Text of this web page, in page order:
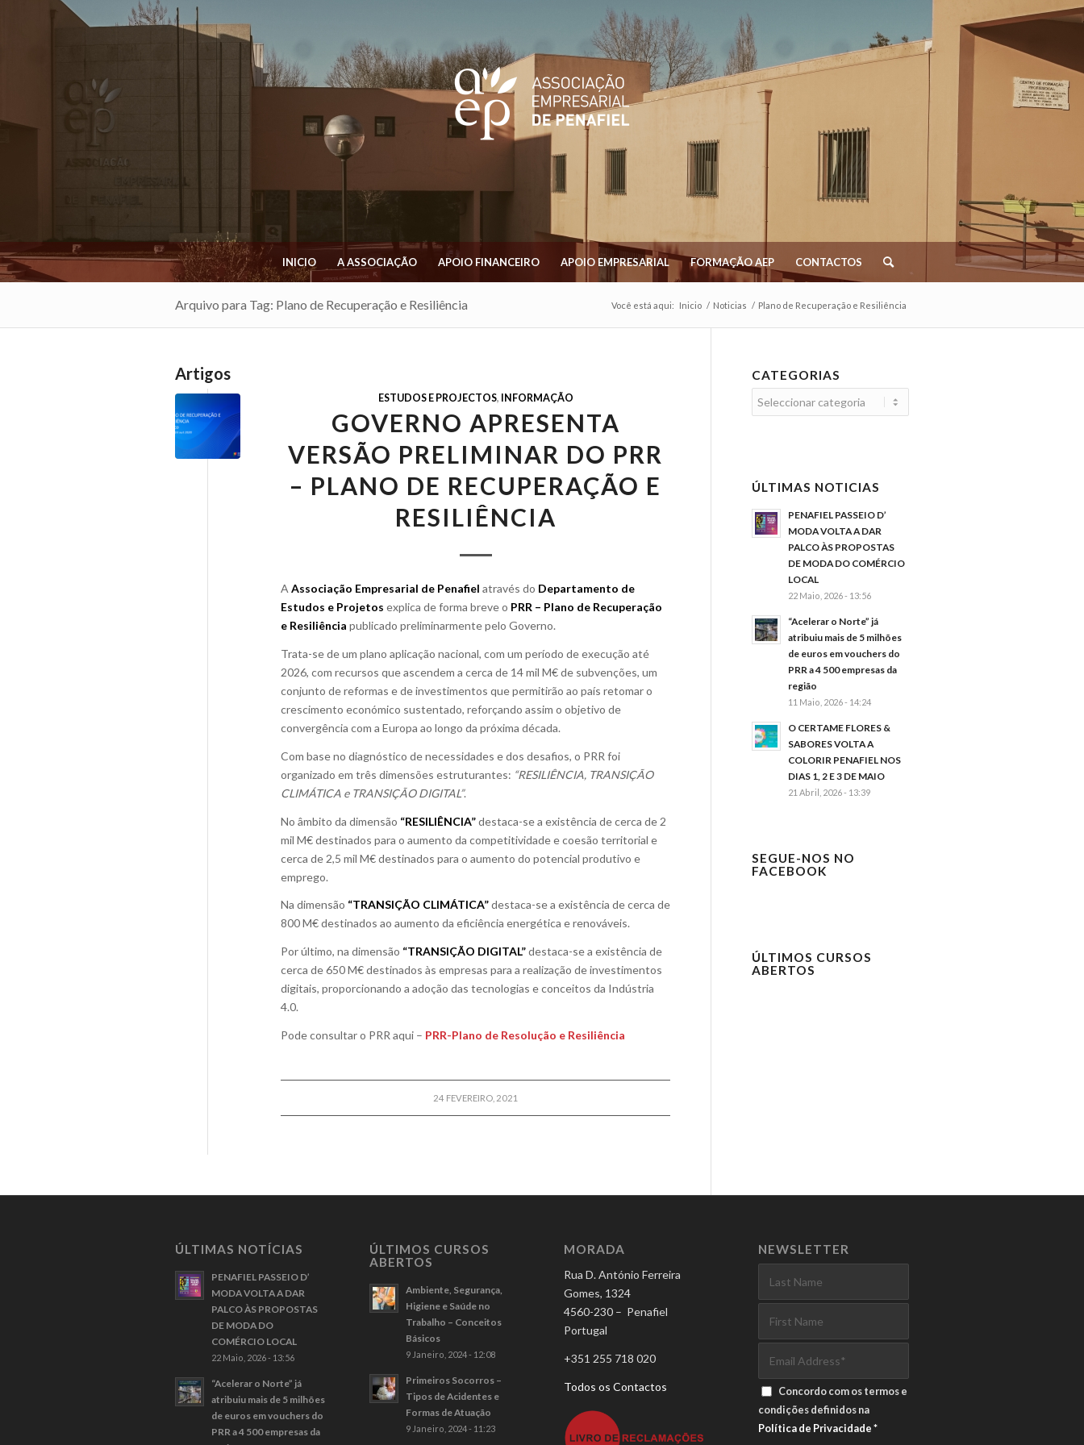
INICIO A ASSOCIAÇÃO APOIO FINANCEIRO APOIO EMPRESARIAL FORMAÇÃO AEP CONTACTOS
Arquivo para Tag: Plano de Recuperação e Resiliência Você está aqui: Inicio / Noticias / Plano de Recuperação e Resiliência
Artigos
ESTUDOS E PROJECTOS, INFORMAÇÃO
GOVERNO APRESENTA
VERSÃO PRELIMINAR DO PRR
– PLANO DE RECUPERAÇÃO E
RESILIÊNCIA
A Associação Empresarial de Penafiel através do Departamento de
Estudos e Projetos explica de forma breve o PRR – Plano de Recuperação
e Resiliência publicado preliminarmente pelo Governo.
Trata-se de um plano aplicação nacional, com um período de execução até
2026, com recursos que ascendem a cerca de 14 mil M€ de subvenções, um
conjunto de reformas e de investimentos que permitirão ao país retomar o
crescimento económico sustentado, reforçando assim o objetivo de
convergência com a Europa ao longo da próxima década.
Com base no diagnóstico de necessidades e dos desafios, o PRR foi
organizado em três dimensões estruturantes: “RESILIÊNCIA, TRANSIÇÃO
CLIMÁTICA e TRANSIÇÃO DIGITAL”.
No âmbito da dimensão “RESILIÊNCIA”destaca-se a existência de cerca de 2
mil M€ destinados para o aumento da competitividade e coesão territorial e
cerca de 2,5 mil M€ destinados para o aumento do potencial produtivo e
emprego.
Na dimensão “TRANSIÇÃO CLIMÁTICA”destaca-se a existência de cerca de
800 M€ destinados ao aumento da eficiência energética e renováveis.
Por último, na dimensão “TRANSIÇÃO DIGITAL”destaca-se a existência de
cerca de 650 M€ destinados às empresas para a realização de investimentos
digitais, proporcionando a adoção das tecnologias e conceitos da Indústria
4.0.
Pode consultar o PRR aqui – PRR-Plano de Resolução e Resiliência
24 FEVEREIRO, 2021
CATEGORIAS
Categorias
ÚLTIMAS NOTICIAS
PENAFIEL PASSEIO D’
MODA VOLTA A DAR
PALCO ÀS PROPOSTAS
DE MODA DO COMÉRCIO
LOCAL
22 Maio, 2026 - 13:56
“Acelerar o Norte” já
atribuiu mais de 5 milhões
de euros em vouchers do
PRR a 4 500 empresas da
região
11 Maio, 2026 - 14:24
O CERTAME FLORES &
SABORES VOLTA A
COLORIR PENAFIEL NOS
DIAS 1, 2 E 3 DE MAIO
21 Abril, 2026 - 13:39
SEGUE-NOS NO
FACEBOOK
ÚLTIMOS CURSOS
ABERTOS
ÚLTIMAS NOTÍCIAS
PENAFIEL PASSEIO D’
MODA VOLTA A DAR
PALCO ÀS PROPOSTAS
DE MODA DO
COMÉRCIO LOCAL
22 Maio, 2026 - 13:56
“Acelerar o Norte” já
atribuiu mais de 5 milhões
de euros em vouchers do
PRR a 4 500 empresas da
ÚLTIMOS CURSOS
ABERTOS
Ambiente, Segurança,
Higiene e Saúde no
Trabalho – Conceitos
Básicos
9 Janeiro, 2024 - 12:08
Primeiros Socorros –
Tipos de Acidentes e
Formas de Atuação
9 Janeiro, 2024 - 11:23
MORADA
Rua D. António Ferreira
Gomes, 1324
4560-230 – Penafiel
Portugal
+351 255 718 020
Todos os Contactos
NEWSLETTER
Concordo com os termos e
condições definidos na
Política de Privacidade *